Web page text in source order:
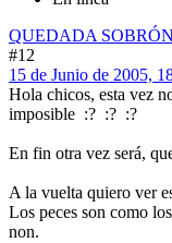
QUEDADA
#12
15 de Junio de 2005,
Hola chicos, esta vez
imposible :? :? :?
En fin otra vez será,
A la vuelta quiero ver
Los peces son como
non.